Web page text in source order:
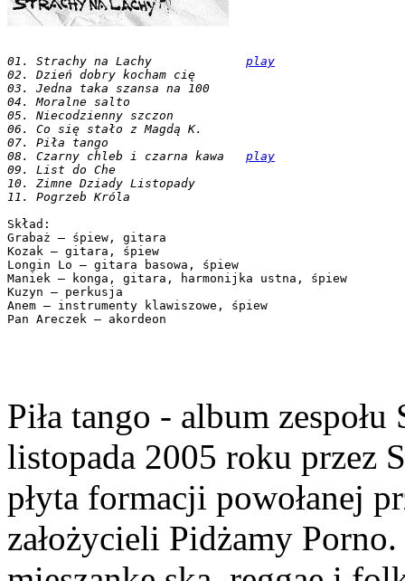
01. Strachy na Lachy play
02. Dzień dobry kocham cię
03. Jedna taka szansa na 100
04. Moralne salto
05. Niecodzienny szczon
06. Co się stało z Magdą K.
07. Piła tango
08. Czarny chleb i czarna kawa play
09. List do Che
10. Zimne Dziady Listopady
11. Pogrzeb Króla
Skład:
Grabaż – śpiew, gitara
Kozak – gitara, śpiew
Longin Lo – gitara basowa, śpiew
Maniek – konga, gitara, harmonijka ustna, śpiew
Kuzyn – perkusja
Anem – instrumenty klawiszowe, śpiew
Pan Areczek – akordeon
Piła tango - album
listopada 2005 roku przez
płyta formacji powołanej
założycieli Pidżamy